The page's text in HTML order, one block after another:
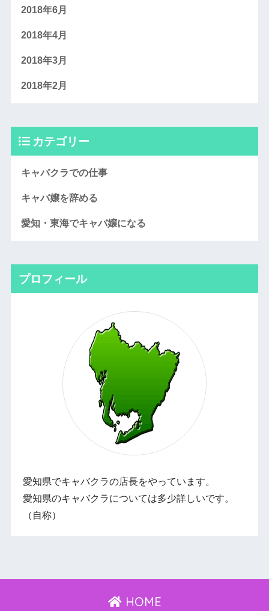
2018年6月
2018年4月
2018年3月
2018年2月
カテゴリー
キャバクラでの仕事
キャバ嬢を辞める
愛知・東海でキャバ嬢になる
プロフィール
愛知県でキャバクラの店長をやっています。
愛知県のキャバクラについては多少詳しいです。
（自称）
HOME